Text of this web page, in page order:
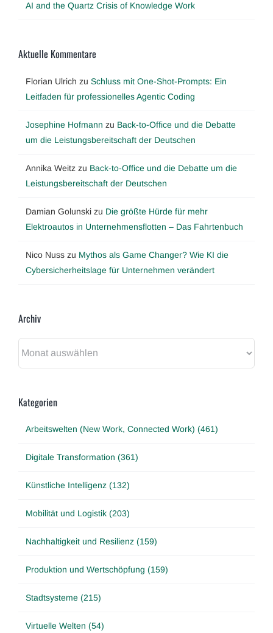
AI and the Quartz Crisis of Knowledge Work
Aktuelle Kommentare
Florian Ulrich zu Schluss mit One-Shot-Prompts: Ein
Leitfaden für professionelles Agentic Coding
Josephine Hofmann zu Back-to-Office und die Debatte
um die Leistungsbereitschaft der Deutschen
Annika Weitz zu Back-to-Office und die Debatte um die
Leistungsbereitschaft der Deutschen
Damian Golunski zu Die größte Hürde für mehr
Elektroautos in Unternehmensflotten – Das Fahrtenbuch
Nico Nuss zu Mythos als Game Changer? Wie KI die
Cybersicherheitslage für Unternehmen verändert
Archiv
Kategorien
Arbeitswelten (New Work, Connected Work) (461)
Digitale Transformation (361)
Künstliche Intelligenz (132)
Mobilität und Logistik (203)
Nachhaltigkeit und Resilienz (159)
Produktion und Wertschöpfung (159)
Stadtsysteme (215)
Virtuelle Welten (54)